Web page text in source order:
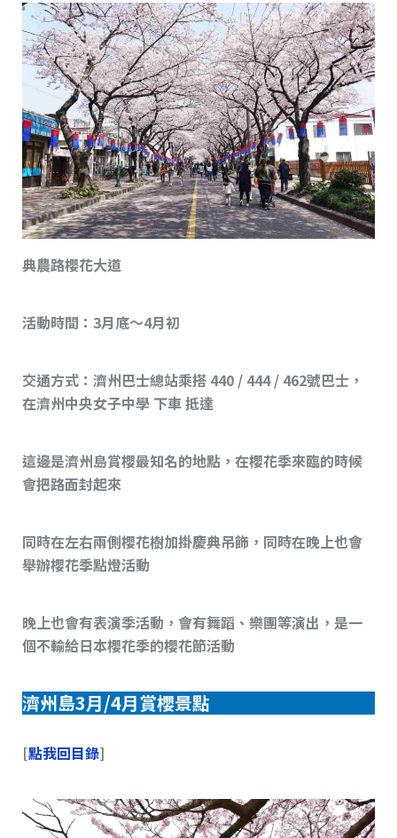
典農路櫻花大道
活動時間：3月底～4月初
交通方式：濟州巴士總站乘搭 440 / 444 / 462號巴士，
在濟州中央女子中學 下車 抵達
這邊是濟州島賞櫻最知名的地點，在櫻花季來臨的時候
會把路面封起來
同時在左右兩側櫻花樹加掛慶典吊飾，同時在晚上也會
舉辦櫻花季點燈活動
晚上也會有表演季活動，會有舞蹈、樂團等演出，是一
個不輸給日本櫻花季的櫻花節活動
濟州島3月/4月賞櫻景點
[點我回目錄]